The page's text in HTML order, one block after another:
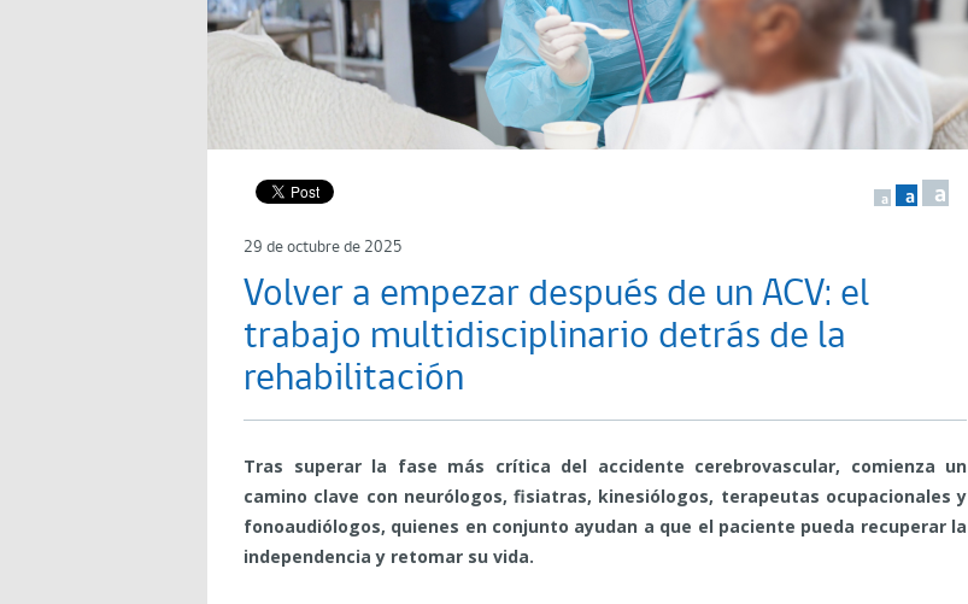
a a a
29 de octubre de 2025
Volver a empezar después de un ACV: el
trabajo multidisciplinario detrás de la
rehabilitación
Tras superar la fase más crítica del accidente cerebrovascular, comienza un
camino clave con neurólogos, fisiatras, kinesiólogos, terapeutas ocupacionales y
fonoaudiólogos, quienes en conjunto ayudan a que el paciente pueda recuperar la
independencia y retomar su vida.